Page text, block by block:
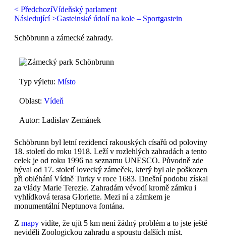
< PředchozíVídeňský parlament
Následující >Gasteinské údolí na kole – Sportgastein
Schöbrunn a zámecké zahrady.
Typ výletu: Místo
Oblast: Vídeň
Autor: Ladislav Zemánek
Schöbrunn byl letní rezidencí rakouských císařů od poloviny
18. století do roku 1918. Leží v rozlehlých zahradách a tento
celek je od roku 1996 na seznamu UNESCO. Původně zde
býval od 17. století lovecký zámeček, který byl ale poškozen
při obléhání Vídně Turky v roce 1683. Dnešní podobu získal
za vlády Marie Terezie. Zahradám vévodí kromě zámku i
vyhlídková terasa Gloriette. Mezi ní a zámkem je
monumentální Neptunova fontána.
Z mapy vidíte, že ujít 5 km není žádný problém a to jste ještě
neviděli Zoologickou zahradu a spoustu dalších míst.